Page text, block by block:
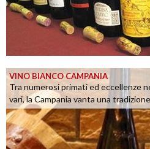
VINO BIANCO CAMPANIA
Tra numerosi primati ed eccellenze
vari, la Campania vanta una